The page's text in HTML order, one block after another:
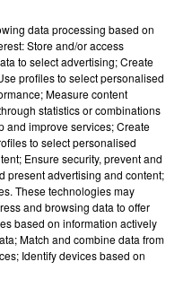
- 111 Rue de
data processing based on
Store and/or access
to select advertising; Create
profiles to select personalised
Measure content
statistics or combinations
and improve services; Create
to select personalised
Ensure security, prevent and
present advertising and content;
These technologies may
and browsing data to offer
based on information actively
Match and combine data from
Identify devices based on